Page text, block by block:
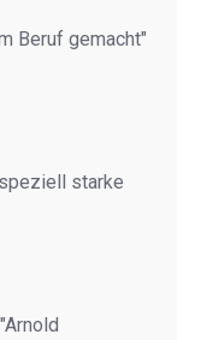
Beruf gemacht"
starke